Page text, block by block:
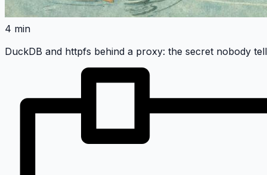
4 min
DuckDB and httpfs behind a proxy: the secret nobody